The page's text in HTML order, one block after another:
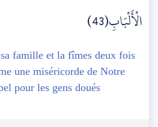
الْأَلْبَابِ(43)
famille et la fîmes deux fois
une miséricorde de Notre
pour les gens doués